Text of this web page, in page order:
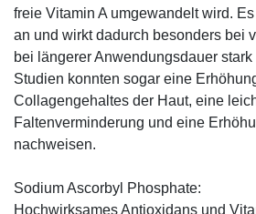
freie Vitamin A umgewandelt wird.
an und wirkt dadurch besonders bei
bei längerer Anwendungsdauer
Studien konnten sogar eine
Collagengehaltes der Haut, eine
Faltenverminderung und eine
nachweisen.
Sodium Ascorbyl Phosphate:
Hochwirksames Antioxidans und